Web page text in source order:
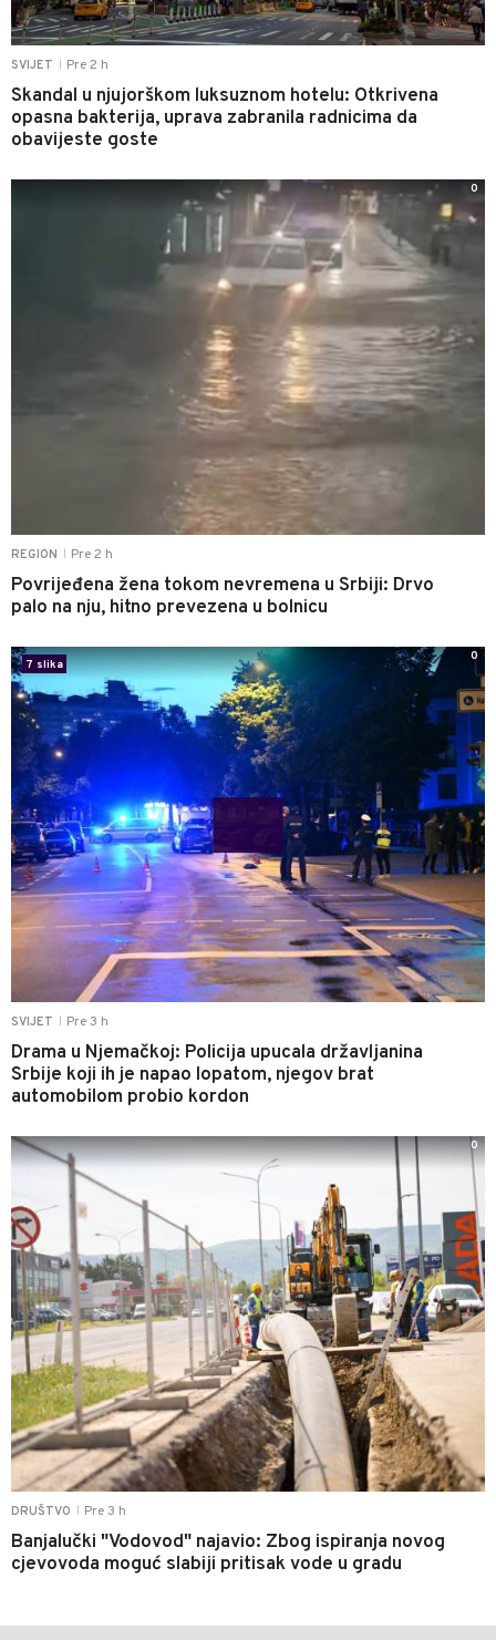
SVIJET Pre 2 h
Skandal u njujorškom luksuznom hotelu: Otkrivena
opasna bakterija, uprava zabranila radnicima da
obavijeste goste
REGION Pre 2 h
Povrijeđena žena tokom nevremena u Srbiji: Drvo
palo na nju, hitno prevezena u bolnicu
0
SVIJET Pre 3 h
Drama u Njemačkoj: Policija upucala državljanina
Srbije koji ih je napao lopatom, njegov brat
automobilom probio kordon
7 slika
0
DRUŠTVO Pre 3 h
Banjalučki "Vodovod" najavio: Zbog ispiranja novog
cjevovoda moguć slabiji pritisak vode u gradu
0